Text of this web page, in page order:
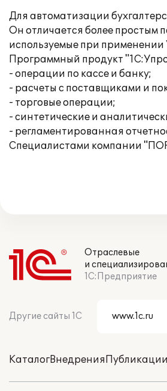
Для автоматизации
Он отличается более простым
используемые при
Программный продукт
- операции по кассе и банку;
- расчеты с поставщиками и
- торговые операции;
- синтетические и
- регламентированная
Специалистами компании
Отраслевые
и
1С:Предприятие
Другие сайты 1С
КаталогВнедренияПубликации